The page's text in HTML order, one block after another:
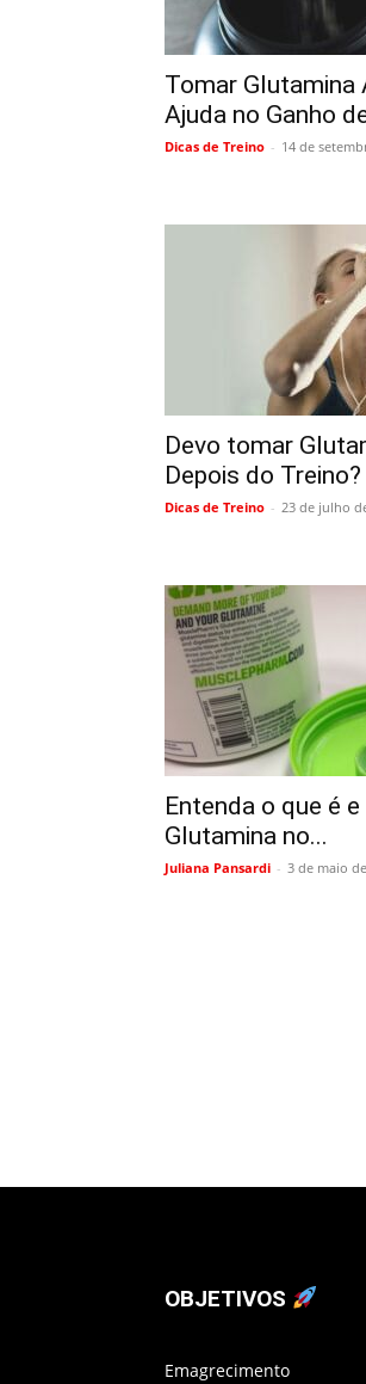
Tomar Glutamina
Ajuda no Ganho
Dicas de Treino - 14 de
Devo tomar
Depois do
Dicas de Treino - 23 de julho
Entenda o que é
Glutamina no...
Juliana Pansardi - 3 de maio
OBJETIVOS
Emagrecimento